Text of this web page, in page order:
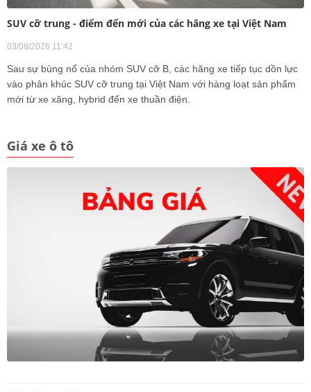
SUV cỡ trung - điểm đến mới của các hãng xe tại Việt Nam
03/08/2026 11:42
Sau sự bùng nổ của nhóm SUV cỡ B, các hãng xe tiếp tục dồn lực
vào phân khúc SUV cỡ trung tại Việt Nam với hàng loạt sản phẩm
mới từ xe xăng, hybrid đến xe thuần điện.
Giá xe ô tô